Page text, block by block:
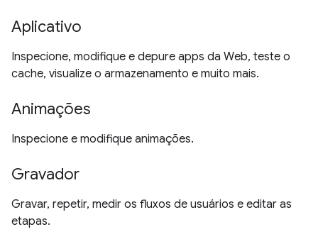
Aplicativo
Inspecione, modifique e depure apps da Web, teste o
cache, visualize o armazenamento e muito mais.
Animações
Inspecione e modifique animações.
Gravador
Gravar, repetir, medir os fluxos de usuários e editar as
etapas.